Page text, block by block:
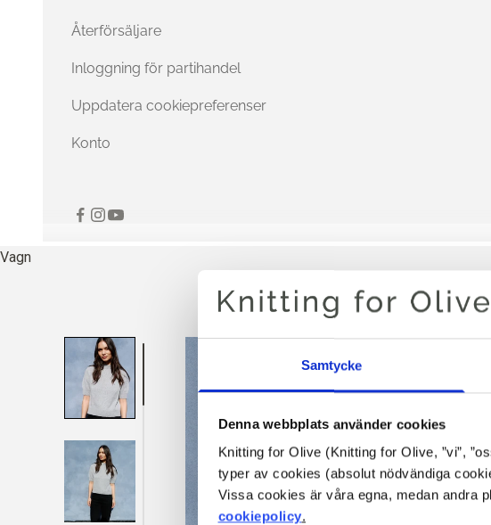
Samtycke
Denna webbplats använder cookies
Knitting for Olive (Knitting for Olive, ”vi”,
typer av cookies (absolut nödvändiga
cookiepolicy.
Återförsäljare
Inloggning för partihandel
Uppdatera cookiepreferenser
Konto
Vagn